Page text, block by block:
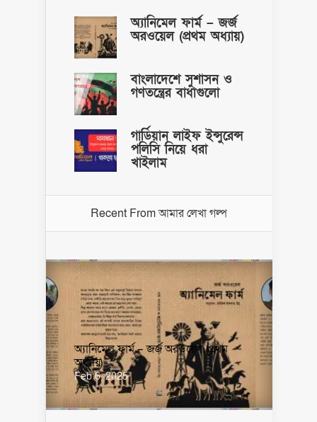
অ্যানিমেল ফার্ম – জর্জ
অরওয়েল (প্রথম অধ্যায়)
বাংলাদেশে সুশাসন ও
গণতন্ত্রের বাধাগুলো
গার্ডিয়ান লাইফ ইন্সুরেন্স
পলিসি নিয়ে ধরা
খাইলাম
Recent Fromআমার লেখা গল্প
অ্যানিমেল ফার্ম – জর্জ অরওয়েল (প্রথম
অধ্যায়)
Feb 6, 2025